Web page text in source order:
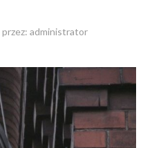
przez: administrator